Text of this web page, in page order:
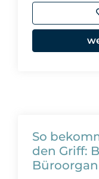
So
den Griff: